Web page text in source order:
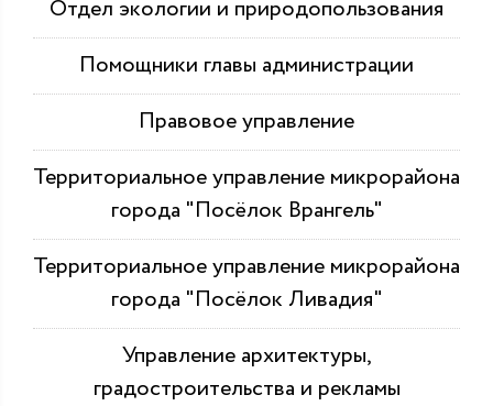
Отдел экологии и природопользования
Помощники главы администрации
Правовое управление
Территориальное управление микрорайона
города "Посёлок Врангель"
Территориальное управление микрорайона
города "Посёлок Ливадия"
Управление архитектуры,
градостроительства и рекламы